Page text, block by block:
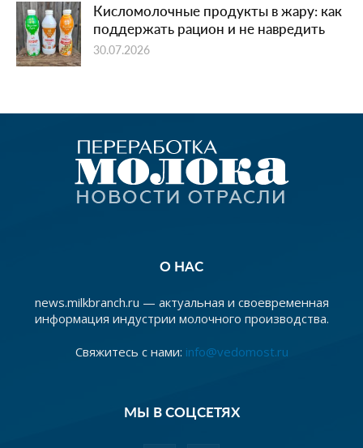
Кисломолочные продукты в жару: как
поддержать рацион и не навредить
30.07.2026
О НАС
news.milkbranch.ru — актуальная и своевременная
информация индустрии молочного производства.
Свяжитесь с нами: info@vedomost.ru
МЫ В СОЦСЕТЯХ